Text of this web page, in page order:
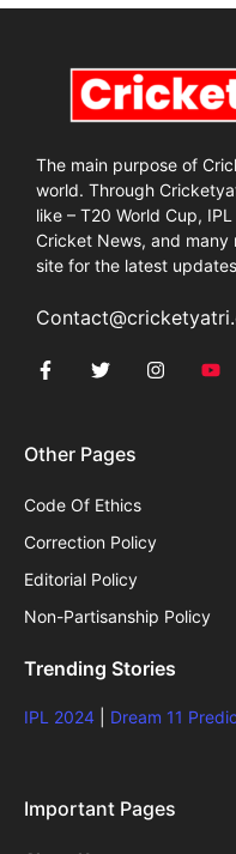
The main purpose of
world. Through
like – T20 World Cup,
Cricket News, and many
site for the latest
Other Pages
Code Of Ethics
Correction Policy
Editorial Policy
Non-Partisanship Policy
Trending Stories
IPL 2024 Dream 11
Important Pages